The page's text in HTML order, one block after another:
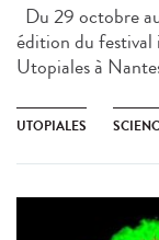
Du 29 octobre
édition du
Utopiales à
UTOPIALES